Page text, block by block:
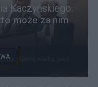
Kaczyńskiego.
może za nim